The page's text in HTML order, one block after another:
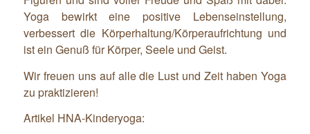
Yoga bewirkt eine positive Lebenseinstellung,
verbessert die Körperhaltung/Körperaufrichtung und
ist ein Genuß für Körper, Seele und Geist.
Wir freuen uns auf alle die Lust und Zeit haben Yoga
zu praktizieren!
Artikel HNA-Kinderyoga: